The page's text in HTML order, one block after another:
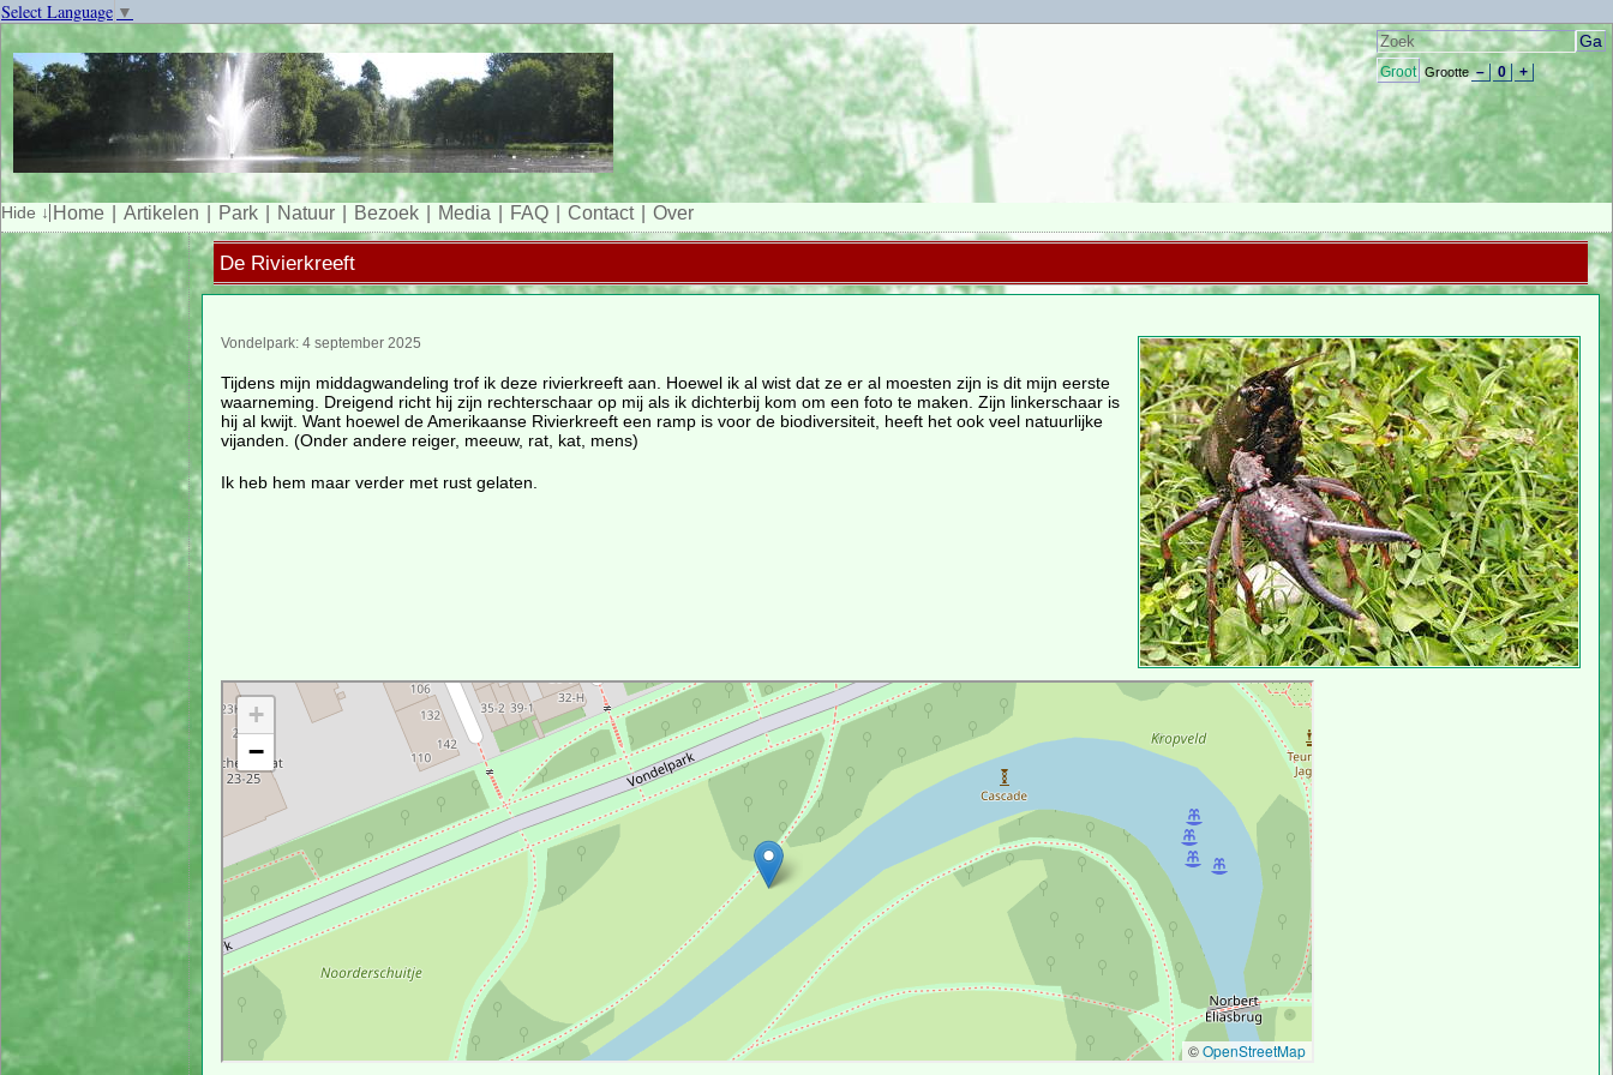
Select Language ▼
Groot Grootte – 0 +
Home Artikelen Park Natuur Bezoek Media FAQ Contact Over
De Rivierkreeft
Vondelpark: 4 september 2025
Tijdens mijn middagwandeling trof ik deze rivierkreeft aan. Hoewel ik al wist dat ze er al moesten zijn is dit mijn eerste
waarneming. Dreigend richt hij zijn rechterschaar op mij als ik dichterbij kom om een foto te maken. Zijn linkerschaar is
hij al kwijt. Want hoewel de Amerikaanse Rivierkreeft een ramp is voor de biodiversiteit, heeft het ook veel natuurlijke
vijanden. (Onder andere reiger, meeuw, rat, kat, mens)
Ik heb hem maar verder met rust gelaten.